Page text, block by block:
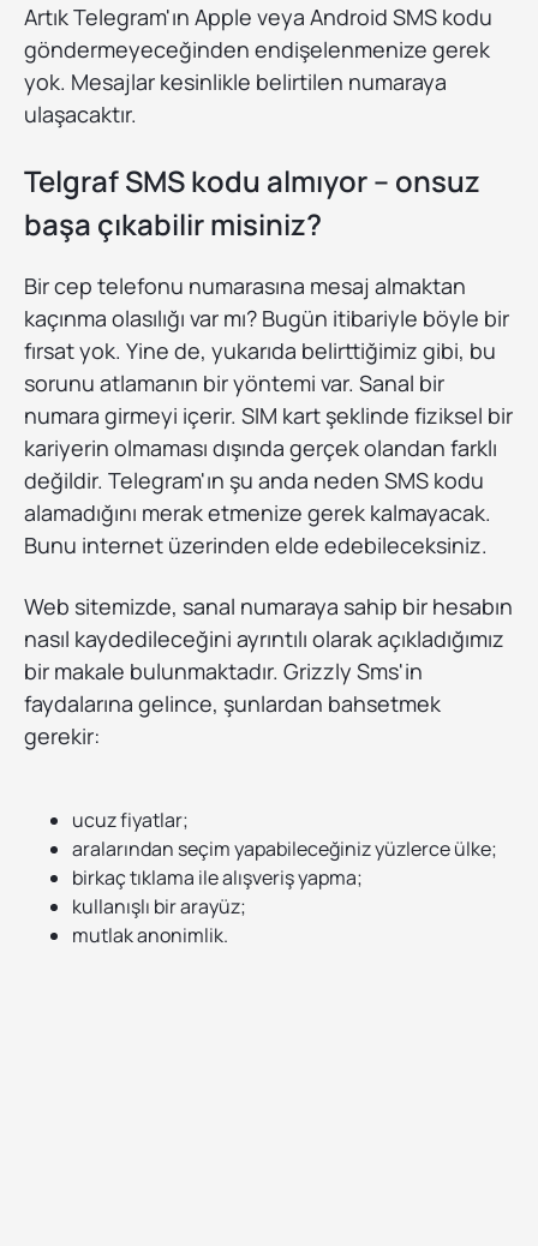
Artık Telegram'ın Apple veya Android SMS kodu
göndermeyeceğinden endişelenmenize gerek
yok. Mesajlar kesinlikle belirtilen numaraya
ulaşacaktır.
Telgraf SMS kodu almıyor – onsuz
başa çıkabilir misiniz?
Bir cep telefonu numarasına mesaj almaktan
kaçınma olasılığı var mı? Bugün itibariyle böyle bir
fırsat yok. Yine de, yukarıda belirttiğimiz gibi, bu
sorunu atlamanın bir yöntemi var. Sanal bir
numara girmeyi içerir. SIM kart şeklinde fiziksel bir
kariyerin olmaması dışında gerçek olandan farklı
değildir. Telegram'ın şu anda neden SMS kodu
alamadığını merak etmenize gerek kalmayacak.
Bunu internet üzerinden elde edebileceksiniz.
Web sitemizde, sanal numaraya sahip bir hesabın
nasıl kaydedileceğini ayrıntılı olarak açıkladığımız
bir makale bulunmaktadır. Grizzly Sms'in
faydalarına gelince, şunlardan bahsetmek
gerekir:
ucuz fiyatlar;
aralarından seçim yapabileceğiniz yüzlerce ülke;
birkaç tıklama ile alışveriş yapma;
kullanışlı bir arayüz;
mutlak anonimlik.